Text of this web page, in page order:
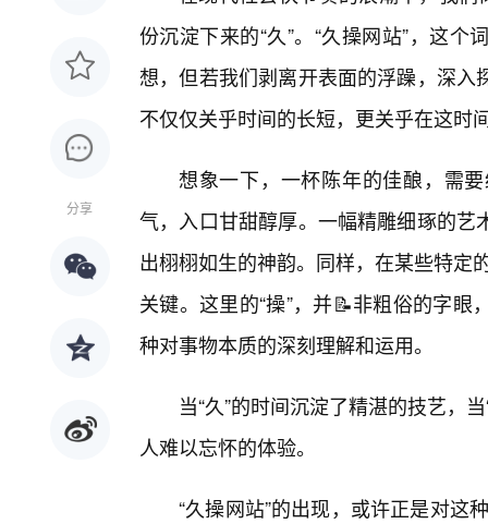
分享
份沉淀下来的“久”。“久操网站”，这
想，但若我们剥离开表面的浮躁，深
不仅仅关乎时间的长短，更关乎在这时
想象一下，一杯陈年的佳酿，需
气，入口甘甜醇厚。一幅精雕细琢的
出栩栩如生的神韵。同样，在某些特定
关键。这里的“操”，并📝非粗俗的字
种对事物本质的深刻理解和运用。
当“久”的时间沉淀了精湛的技艺，
人难以忘怀的体验。
“久操网站”的出现，或许正是对这